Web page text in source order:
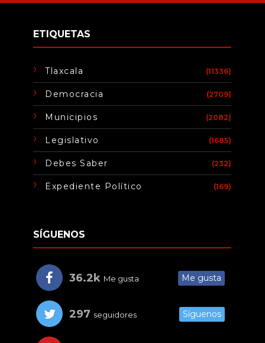
ETIQUETAS
Tlaxcala (11336)
Democracia (2709)
Municipios (2082)
Legislativo (1685)
Debes Saber (232)
Expediente Político (169)
SÍGUENOS
36.2k Me gusta Me gusta
297 seguidores Síguenos